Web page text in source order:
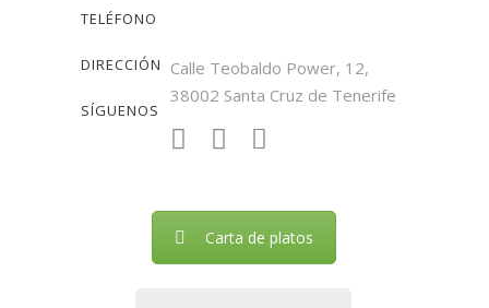
TELÉFONO
DIRECCIÓN
SÍGUENOS
Calle Teobaldo Power, 12,
38002 Santa Cruz de Tenerife
Carta de platos